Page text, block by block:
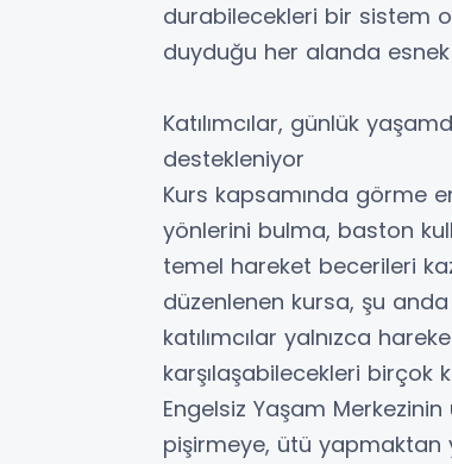
durabilecekleri bir sistem
duyduğu her alanda esnek
Katılımcılar, günlük
destekleniyor
Kurs kapsamında görme
yönlerini bulma, baston
temel hareket becerileri
düzenlenen kursa, şu
katılımcılar yalnızca
karşılaşabilecekleri birçok
Engelsiz Yaşam
pişirmeye, ütü